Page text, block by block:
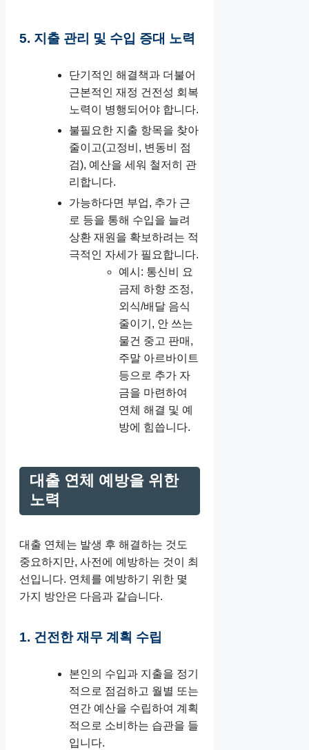
5. 지출 관리 및 수입 증대 노력
단기적인 해결책과 더불어
근본적인 재정 건전성 회복
노력이 병행되어야 합니다.
불필요한 지출 항목을 찾아
줄이고(고정비, 변동비 점
검), 예산을 세워 철저히 관
리합니다.
가능하다면 부업, 추가 근
로 등을 통해 수입을 늘려
상환 재원을 확보하려는 적
극적인 자세가 필요합니다.
예시: 통신비 요
금제 하향 조정,
외식/배달 음식
줄이기, 안 쓰는
물건 중고 판매,
주말 아르바이트
등으로 추가 자
금을 마련하여
연체 해결 및 예
방에 힘씁니다.
대출 연체 예방을 위한
노력
대출 연체는 발생 후 해결하는 것도
중요하지만, 사전에 예방하는 것이 최
선입니다. 연체를 예방하기 위한 몇
가지 방안은 다음과 같습니다.
1. 건전한 재무 계획 수립
본인의 수입과 지출을 정기
적으로 점검하고 월별 또는
연간 예산을 수립하여 계획
적으로 소비하는 습관을 들
입니다.